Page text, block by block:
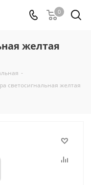
0
желтая
-
светосигнальная желтая